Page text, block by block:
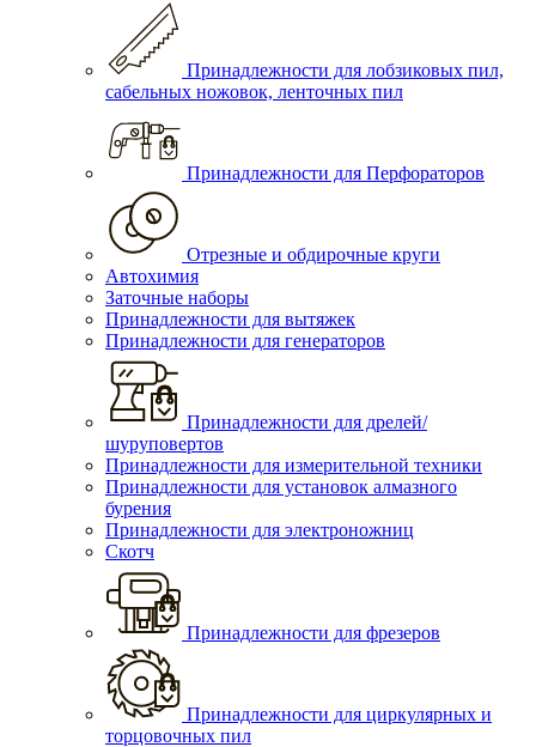
Принадлежности для лобзиковых пил,
сабельных ножовок, ленточных пил
Принадлежности для Перфораторов
Отрезные и обдирочные круги
Автохимия
Заточные наборы
Принадлежности для вытяжек
Принадлежности для генераторов
Принадлежности для дрелей/
шуруповертов
Принадлежности для измерительной техники
Принадлежности для установок алмазного
бурения
Принадлежности для электроножниц
Скотч
Принадлежности для фрезеров
Принадлежности для циркулярных и
торцовочных пил